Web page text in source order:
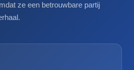
ze een betrouwbare partij